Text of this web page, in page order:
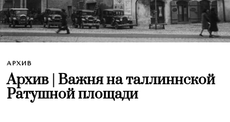
АРХИВ
Архив | Важня на таллиннской
Ратушной площади